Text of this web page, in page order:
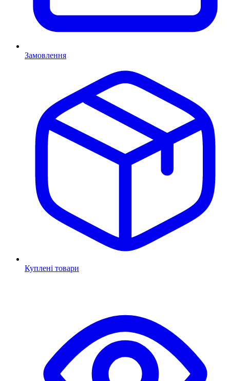
Замовлення
Куплені товари